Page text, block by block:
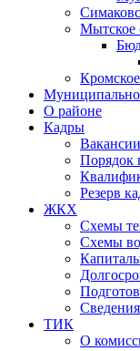
Мытское
О районе
Кадры
Вакансии
Порядок
Резерв
ЖКХ
Схемы
Схемы
ТИК
О